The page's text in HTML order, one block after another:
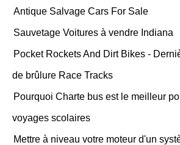
Antique Salvage Cars For Sale
Sauvetage Voitures à vendre Indiana
Pocket Rockets And Dirt Bikes -
de brûlure Race Tracks
Pourquoi Charte bus est le meilleur
voyages scolaires
Mettre à niveau votre moteur d'un